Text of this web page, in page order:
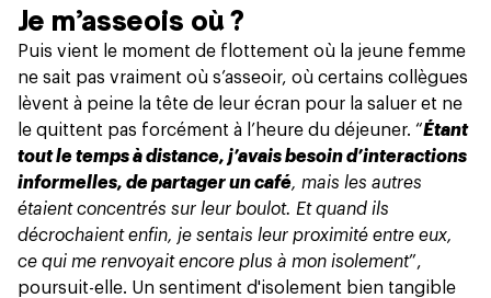
Je m’asseois où ?
Puis vient le moment de flottement où la jeune femme
ne sait pas vraiment où s’asseoir, où certains collègues
lèvent à peine la tête de leur écran pour la saluer et ne
le quittent pas forcément à l’heure du déjeuner. “Étant
tout le temps à distance, j’avais besoin d’interactions
informelles, de partager un café, mais les autres
étaient concentrés sur leur boulot. Et quand ils
décrochaient enfin, je sentais leur proximité entre eux,
ce qui me renvoyait encore plus à mon isolement”,
poursuit-elle. Un sentiment d'isolement bien tangible